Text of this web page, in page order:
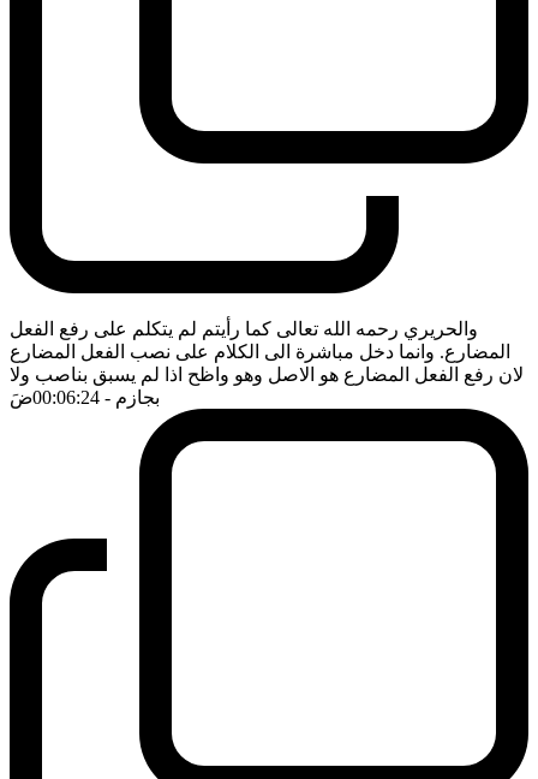
والحريري رحمه الله تعالى كما رأيتم لم يتكلم على رفع الفعل
المضارع. وانما دخل مباشرة الى الكلام على نصب الفعل المضارع
لان رفع الفعل المضارع هو الاصل وهو واظح اذا لم يسبق بناصب ولا
بجازم - 00:06:24 ضَ